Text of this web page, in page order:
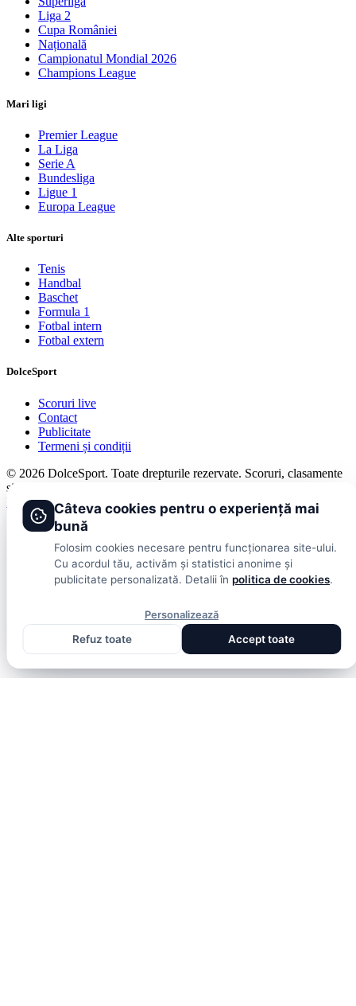
Liga 2
Cupa României
Națională
Campionatul Mondial 2026
Champions League
Mari ligi
Premier League
La Liga
Serie A
Bundesliga
Ligue 1
Europa League
Alte sporturi
Tenis
Handbal
Baschet
Formula 1
Fotbal intern
Fotbal extern
DolceSport
Scoruri live
Contact
Publicitate
Termeni și condiții
© 2026 DolceSport. Toate drepturile rezervate. Scoruri, clasamente
și analize din toate competițiile
Fotbal intern Fotbal extern Scoruri live
Câteva cookies pentru o experiență mai
bună
Folosim cookies necesare pentru funcționarea site-ului.
Cu acordul tău, activăm și statistici anonime și
publicitate personalizată. Detalii în politica de cookies.
Personalizează
Refuz toate
Accept toate